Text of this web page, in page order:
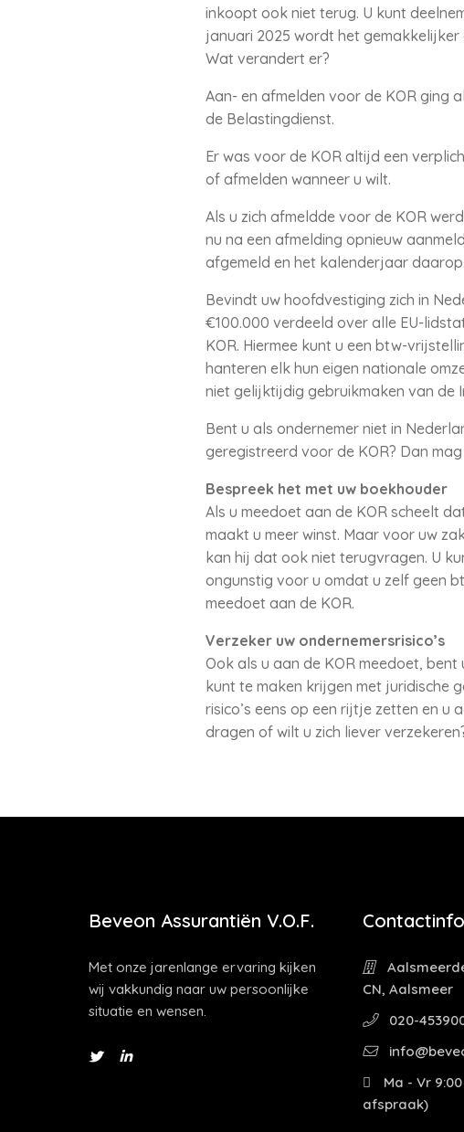
inkoopt ook niet terug. U kunt
januari 2025 wordt het
Wat verandert er?
Aan- en afmelden voor de KOR ging
de Belastingdienst.
Er was voor de KOR altijd een
of afmelden wanneer u wilt.
Als u zich afmeldde voor de KOR
nu na een afmelding opnieuw
afgemeld en het kalenderjaar daarop.
Bevindt uw hoofdvestiging zich in
€100.000 verdeeld over alle EU-
KOR. Hiermee kunt u een btw-
hanteren elk hun eigen nationale
niet gelijktijdig gebruikmaken van de
Bent u als ondernemer niet in
geregistreerd voor de KOR? Dan
Bespreek het met uw boekhouder
Als u meedoet aan de KOR scheelt
maakt u meer winst. Maar voor uw
kan hij dat ook niet terugvragen. U
ongunstig voor u omdat u zelf geen
meedoet aan de KOR.
Verzeker uw ondernemersrisico’s
Ook als u aan de KOR meedoet,
kunt te maken krijgen met juridische
risico’s eens op een rijtje zetten en u
dragen of wilt u zich liever
Beveon Assurantiën V.O.F.
Met onze jarenlange ervaring kijken
wij vakkundig naar uw persoonlijke
situatie en wensen.
CN, Aalsmeer
020-
Ma - Vr
afspraak)